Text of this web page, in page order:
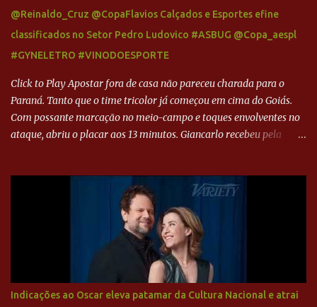
@Reinaldo_Cruz @CopaFlavios Calçados e Esportes efine
classificados no Setor Pedro Ludovico #ASBUG @Copa_aespl
#GYNELETRO #VINODOESPORTE
Click to Play Apostar fora de casa não pareceu charada para o
Paraná. Tanto que o time tricolor já começou em cima do Goiás.
Com possante marcação no meio-campo e toques envolventes no
ataque, abriu o placar aos 13 minutos. Giancarlo recebeu pela
Paraná ampliou a vantagem aos 21 minutos. Éverton Garroni
desviou cruzamento de cabeça e, mesmo de costas, incidiu o canto
direito de Harlei. O goleiro esmeraldino se esticou e até tocou na
bola, mas não o suficiente para desviar sua trajetória. O ataque do
Goiás era nulo, tanto que o Paraná seguiu em cima. Aos 32
minutos, Jefferson cabeceou e Harlei fez grande defesa. Seis
minutos depois, Wellington encheu o pé e quase surpreendeu o
goleiro rival, que novamente defendeu. No fim, Jefferson teve
Indicações ao Oscar eleva patamar da Cultura Nacional e atrai